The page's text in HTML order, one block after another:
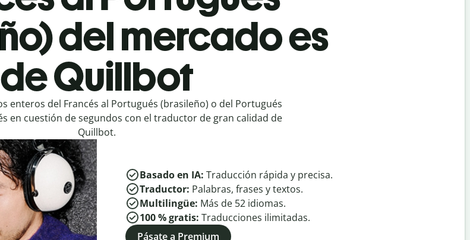
del mercado es
de Quillbot
enteros del Francés al Portugués (brasileño) o del Portugués
en cuestión de segundos con el traductor de gran calidad de
Quillbot.
Basado en IA: Traducción rápida y precisa.
Traductor: Palabras, frases y textos.
Multilingüe: Más de 52 idiomas.
100 % gratis: Traducciones ilimitadas.
Pásate a Premium